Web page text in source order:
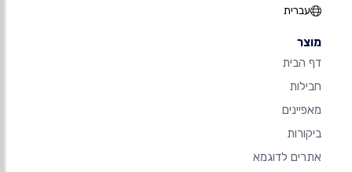
עברית
מוצר
דף הבית
חבילות
מאפיינים
ביקורות
אתרים לדוגמא